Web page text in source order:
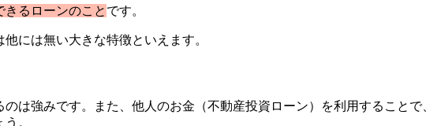
るローンのこと です。
には無い大きな特徴といえます。
は強みです。また、他人のお金（不動産投資ローン）を利用することで、
。